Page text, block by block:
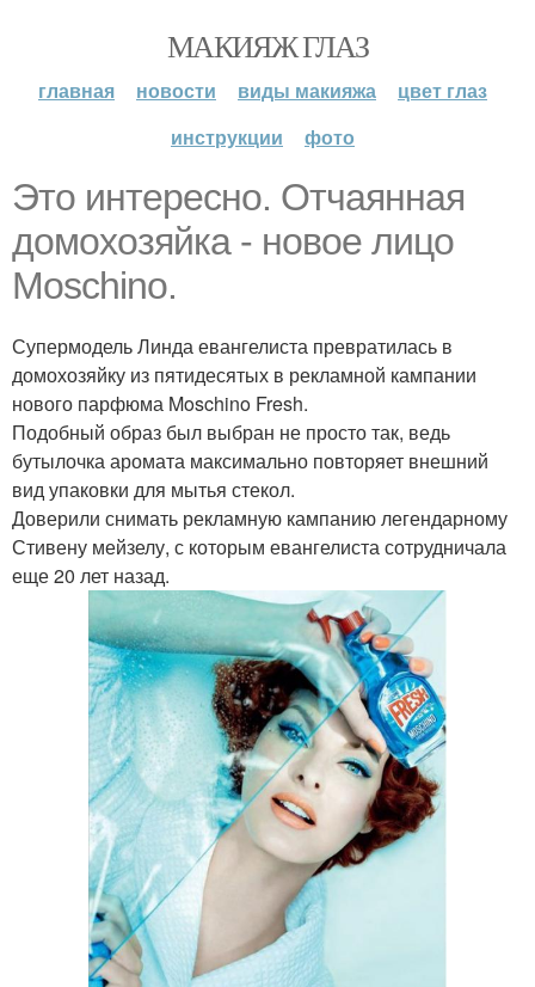
МАКИЯЖ ГЛАЗ
главная новости виды макияжа
цвет глаз
инструкции
фото
Это интересно. Отчаянная
домохозяйка - новое лицо
Moschino.
Супермодель Линда евангелиста превратилась в
домохозяйку из пятидесятых в рекламной кампании
нового парфюма Moschino Fresh.
Подобный образ был выбран не просто так, ведь
бутылочка аромата максимально повторяет внешний
вид упаковки для мытья стекол.
Доверили снимать рекламную кампанию легендарному
Стивену мейзелу, с которым евангелиста сотрудничала
еще 20 лет назад.